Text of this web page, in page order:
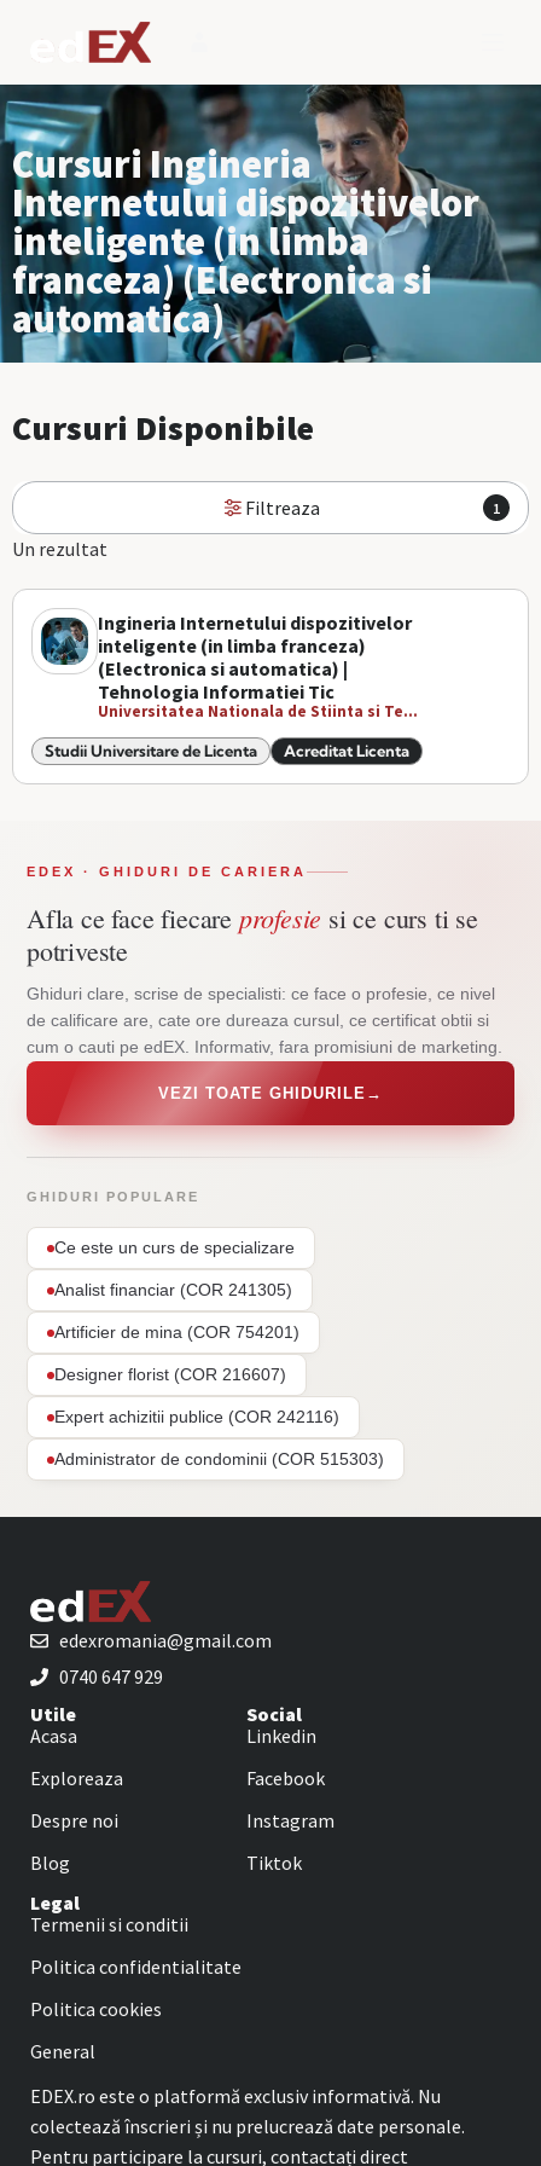
Cursuri Ingineria
Internetului dispozitivelor
inteligente (in limba
franceza) (Electronica si
automatica)
Cursuri Disponibile
Filtreaza 1
Un rezultat
Ingineria Internetului dispozitivelor
inteligente (in limba franceza)
(Electronica si automatica) |
Tehnologia Informatiei Tic
Universitatea Nationala de Stiinta si Te...
Studii Universitare de Licenta Acreditat Licenta
EDEX · GHIDURI DE CARIERA
Afla ce face fiecare profesie si ce curs ti se
potriveste
Ghiduri clare, scrise de specialisti: ce face o profesie, ce nivel
de calificare are, cate ore dureaza cursul, ce certificat obtii si
cum o cauti pe edEX. Informativ, fara promisiuni de marketing.
VEZI TOATE GHIDURILE →
GHIDURI POPULARE
Ce este un curs de specializare
Analist financiar (COR 241305)
Artificier de mina (COR 754201)
Designer florist (COR 216607)
Expert achizitii publice (COR 242116)
Administrator de condominii (COR 515303)
edexromania@gmail.com
0740 647 929
Utile
Acasa
Exploreaza
Despre noi
Blog
Social
Linkedin
Facebook
Instagram
Tiktok
Legal
Termenii si conditii
Politica confidentialitate
Politica cookies
General
EDEX.ro este o platformă exclusiv informativă. Nu
colectează înscrieri și nu prelucrează date personale.
Pentru participare la cursuri, contactați direct